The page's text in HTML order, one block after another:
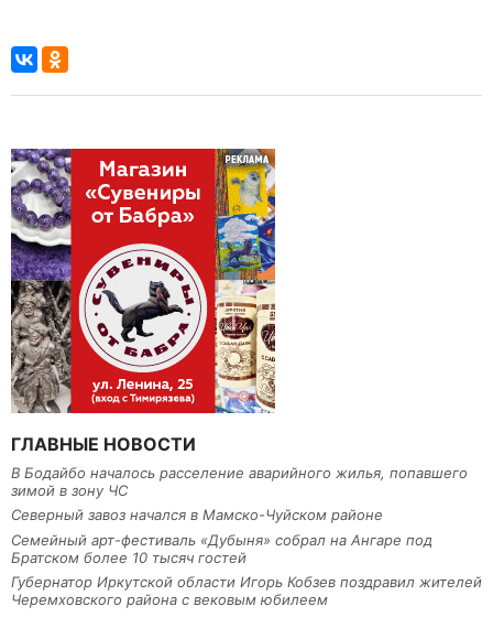
ГЛАВНЫЕ НОВОСТИ
В Бодайбо началось расселение аварийного жилья, попавшего
зимой в зону ЧС
Северный завоз начался в Мамско-Чуйском районе
Семейный арт-фестиваль «Дубыня» собрал на Ангаре под
Братском более 10 тысяч гостей
Губернатор Иркутской области Игорь Кобзев поздравил жителей
Черемховского района с вековым юбилеем